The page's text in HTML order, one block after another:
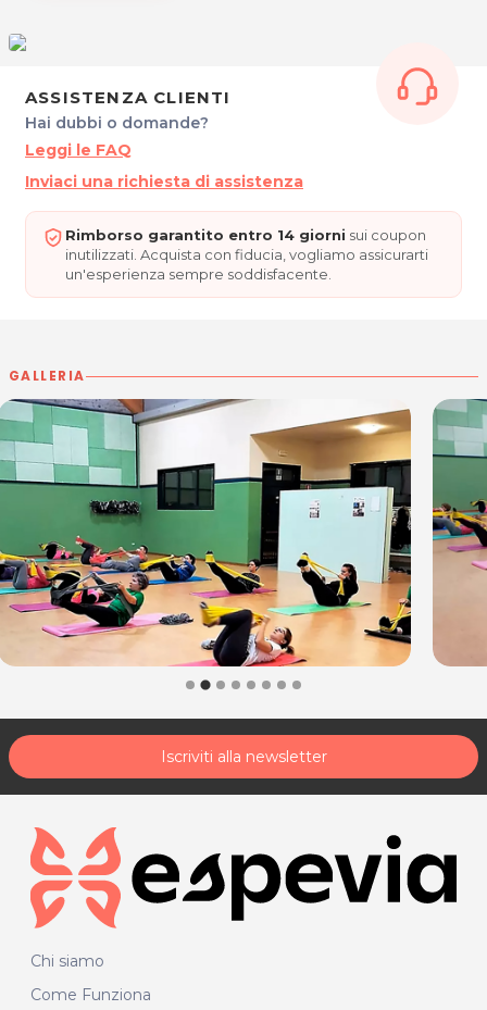
ASSISTENZA CLIENTI
Hai dubbi o domande?
Leggi le FAQ
Inviaci una richiesta di assistenza
Rimborso garantito entro 14 giorni sui coupon
inutilizzati. Acquista con fiducia, vogliamo assicurarti
un'esperienza sempre soddisfacente.
GALLERIA
Iscriviti alla newsletter
Chi siamo
Come Funziona